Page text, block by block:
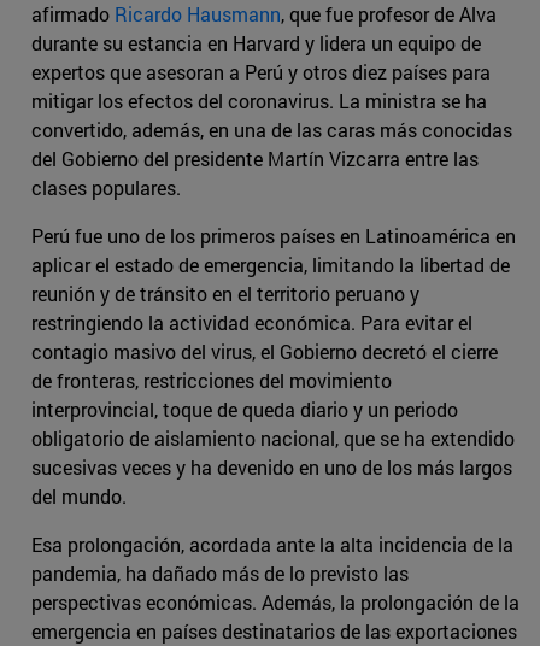
afirmado Ricardo Hausmann, que fue profesor de Alva
durante su estancia en Harvard y lidera un equipo de
expertos que asesoran a Perú y otros diez países para
mitigar los efectos del coronavirus. La ministra se ha
convertido, además, en una de las caras más conocidas
del Gobierno del presidente Martín Vizcarra entre las
clases populares.
Perú fue uno de los primeros países en Latinoamérica en
aplicar el estado de emergencia, limitando la libertad de
reunión y de tránsito en el territorio peruano y
restringiendo la actividad económica. Para evitar el
contagio masivo del virus, el Gobierno decretó el cierre
de fronteras, restricciones del movimiento
interprovincial, toque de queda diario y un periodo
obligatorio de aislamiento nacional, que se ha extendido
sucesivas veces y ha devenido en uno de los más largos
del mundo.
Esa prolongación, acordada ante la alta incidencia de la
pandemia, ha dañado más de lo previsto las
perspectivas económicas. Además, la prolongación de la
emergencia en países destinatarios de las exportaciones